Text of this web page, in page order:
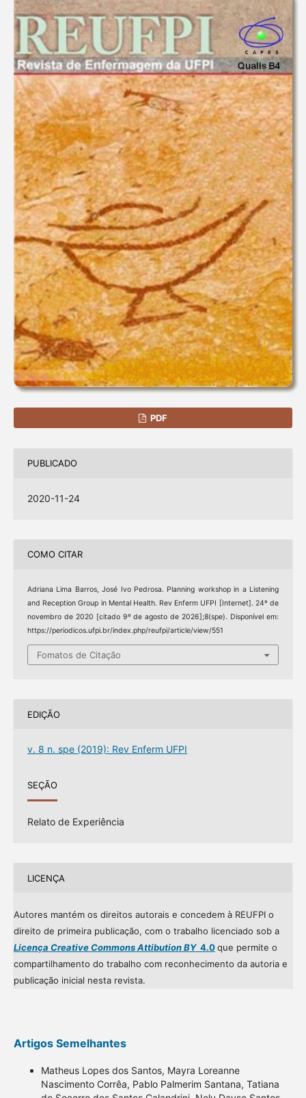
PDF
PUBLICADO
2020-11-24
COMO CITAR
Adriana Lima Barros, José Ivo Pedrosa. Planning workshop in a Listening
and Reception Group in Mental Health. Rev Enferm UFPI [Internet]. 24º de
novembro de 2020 [citado 9º de agosto de 2026];8(spe). Disponível em:
https://periodicos.ufpi.br/index.php/reufpi/article/view/551
Fomatos de Citação
EDIÇÃO
v. 8 n. spe (2019): Rev Enferm UFPI
SEÇÃO
Relato de Experiência
LICENÇA
Autores mantém os direitos autorais e concedem à REUFPI o
direito de primeira publicação, com o trabalho licenciado sob a
Licença Creative Commons Attibution BY4.0que permite o
compartilhamento do trabalho com reconhecimento da autoria e
publicação inicial nesta revista.
Artigos Semelhantes
Matheus Lopes dos Santos, Mayra Loreanne
Nascimento Corrêa, Pablo Palmerim Santana, Tatiana